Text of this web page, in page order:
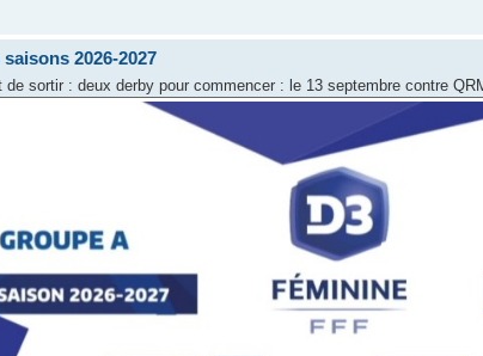
2026-2027
de sortir : deux derby pour commencer : le 13 septembre contre